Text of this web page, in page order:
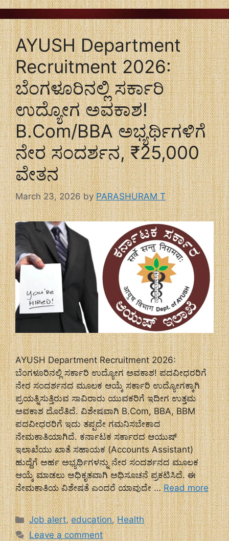
AYUSH Department
Recruitment 2026:
ಬೆಂಗಳೂರಿನಲ್ಲಿ ಸರ್ಕಾರಿ
ಉದ್ಯೋಗ ಅವಕಾಶ!
B.Com/BBA ಅಭ್ಯರ್ಥಿಗಳಿಗೆ
ನೇರ ಸಂದರ್ಶನ, ₹25,000
ವೇತನ
March 23, 2026 byPARASHURAM T
AYUSH Department Recruitment 2026:
ಬೆಂಗಳೂರಿನಲ್ಲಿ ಸರ್ಕಾರಿ ಉದ್ಯೋಗ ಅವಕಾಶ! ಪದವೀಧರರಿಗೆ
ನೇರ ಸಂದರ್ಶನದ ಮೂಲಕ ಆಯ್ಕೆ ಸರ್ಕಾರಿ ಉದ್ಯೋಗಕ್ಕಾಗಿ
ಪ್ರಯತ್ನಿಸುತ್ತಿರುವ ಸಾವಿರಾರು ಯುವಕರಿಗೆ ಇದೀಗ ಉತ್ತಮ
ಅವಕಾಶ ದೊರೆತಿದೆ. ವಿಶೇಷವಾಗಿ B.Com, BBA, BBM
ಪದವೀಧರರಿಗೆ ಇದು ತಪ್ಪದೇ ಗಮನಿಸಬೇಕಾದ
ನೇಮಕಾತಿಯಾಗಿದೆ. ಕರ್ನಾಟಕ ಸರ್ಕಾರದ ಆಯುಷ್
ಇಲಾಖೆಯು ಖಾತೆ ಸಹಾಯಕ (Accounts Assistant)
ಹುದ್ದೆಗೆ ಅರ್ಹ ಅಭ್ಯರ್ಥಿಗಳನ್ನು ನೇರ ಸಂದರ್ಶನದ ಮೂಲಕ
ಆಯ್ಕೆ ಮಾಡಲು ಅಧಿಕೃತವಾಗಿ ಅಧಿಸೂಚನೆ ಪ್ರಕಟಿಸಿದೆ. ಈ
ನೇಮಕಾತಿಯ ವಿಶೇಷತೆ ಎಂದರೆ ಯಾವುದೇ …Read more
Categories
Job alert,education,Health
Leave a comment